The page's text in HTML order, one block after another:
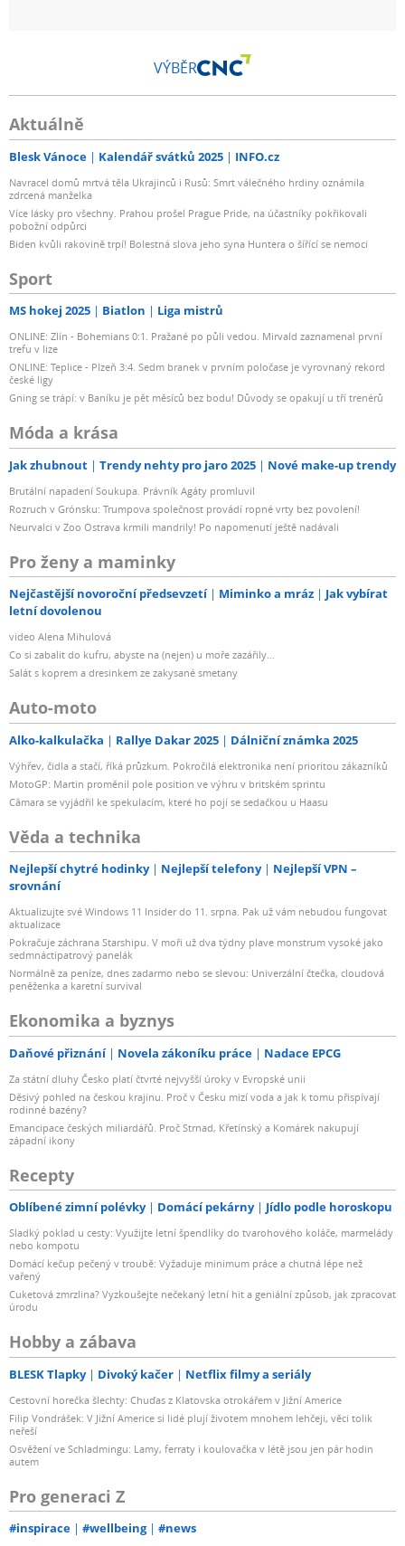
VÝBĚR
Aktuálně
Blesk Vánoce Kalendář svátků 2025 INFO.cz
Navracel domů mrtvá těla Ukrajinců i Rusů: Smrt válečného hrdiny oznámila
zdrcená manželka
Více lásky pro všechny. Prahou prošel Prague Pride, na účastníky pokřikovali
pobožní odpůrci
Biden kvůli rakovině trpí! Bolestná slova jeho syna Huntera o šířící se nemoci
Sport
MS hokej 2025 Biatlon Liga mistrů
ONLINE: Zlín - Bohemians 0:1. Pražané po půli vedou. Mirvald zaznamenal první
trefu v lize
ONLINE: Teplice - Plzeň 3:4. Sedm branek v prvním poločase je vyrovnaný rekord
české ligy
Gning se trápí: v Baníku je pět měsíců bez bodu! Důvody se opakují u tří trenérů
Móda a krása
Jak zhubnout Trendy nehty pro jaro 2025 Nové make-up trendy
Brutální napadení Soukupa. Právník Agáty promluvil
Rozruch v Grónsku: Trumpova společnost provádí ropné vrty bez povolení!
Neurvalci v Zoo Ostrava krmili mandrily! Po napomenutí ještě nadávali
Pro ženy a maminky
Nejčastější novoroční předsevzetí Miminko a mráz
Jak vybírat
letní dovolenou
video Alena Mihulová
Co si zabalit do kufru, abyste na (nejen) u moře zazářily...
Salát s koprem a dresinkem ze zakysané smetany
Auto-moto
Alko-kalkulačka Rallye Dakar 2025 Dálniční známka 2025
Výhřev, čidla a stačí, říká průzkum. Pokročilá elektronika není prioritou zákazníků
MotoGP: Martin proměnil pole position ve výhru v britském sprintu
Câmara se vyjádřil ke spekulacím, které ho pojí se sedačkou u Haasu
Věda a technika
Nejlepší chytré hodinky Nejlepší telefony
Nejlepší VPN –
srovnání
Aktualizujte své Windows 11 Insider do 11. srpna. Pak už vám nebudou fungovat
aktualizace
Pokračuje záchrana Starshipu. V moři už dva týdny plave monstrum vysoké jako
sedmnáctipatrový panelák
Normálně za peníze, dnes zadarmo nebo se slevou: Univerzální čtečka, cloudová
peněženka a karetní survival
Ekonomika a byznys
Daňové přiznání Novela zákoníku práce Nadace EPCG
Za státní dluhy Česko platí čtvrté nejvyšší úroky v Evropské unii
Děsivý pohled na českou krajinu. Proč v Česku mizí voda a jak k tomu přispívají
rodinné bazény?
Emancipace českých miliardářů. Proč Strnad, Křetínský a Komárek nakupují
západní ikony
Recepty
Oblíbené zimní polévky Domácí pekárny Jídlo podle horoskopu
Sladký poklad u cesty: Využijte letní špendlíky do tvarohového koláče, marmelády
nebo kompotu
Domácí kečup pečený v troubě: Vyžaduje minimum práce a chutná lépe než
vařený
Cuketová zmrzlina? Vyzkoušejte nečekaný letní hit a geniální způsob, jak zpracovat
úrodu
Hobby a zábava
BLESK Tlapky Divoký kačer Netflix filmy a seriály
Cestovní horečka šlechty: Chuďas z Klatovska otrokářem v Jižní Americe
Filip Vondrášek: V Jižní Americe si lidé plují životem mnohem lehčeji, věci tolik
neřeší
Osvěžení ve Schladmingu: Lamy, ferraty i koulovačka v létě jsou jen pár hodin
autem
Pro generaci Z
#inspirace #wellbeing #news